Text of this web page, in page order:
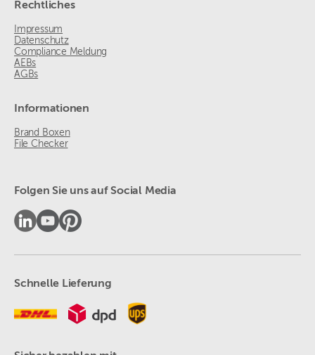
Rechtliches
Impressum
Datenschutz
Compliance Meldung
AEBs
AGBs
Informationen
Brand Boxen
File Checker
Folgen Sie uns auf Social Media
Schnelle Lieferung